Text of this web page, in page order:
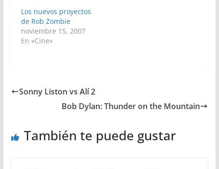
Los nuevos proyectos
de Rob Zombie
noviembre 15, 2007
En «Cine»
Sonny Liston vs Alí 2
Bob Dylan: Thunder on the Mountain
También te puede gustar